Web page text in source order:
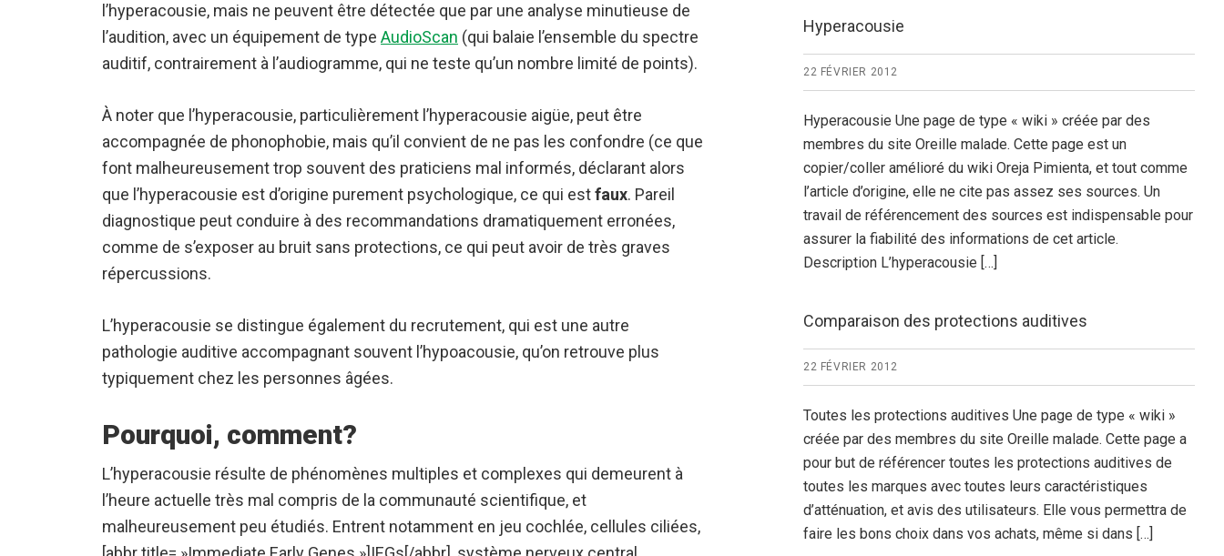
l’hyperacousie, mais ne peuvent être détectée que par une analyse minutieuse de
l’audition, avec un équipement de type AudioScan (qui balaie l’ensemble du spectre
auditif, contrairement à l’audiogramme, qui ne teste qu’un nombre limité de points).
À noter que l’hyperacousie, particulièrement l’hyperacousie aigüe, peut être
accompagnée de phonophobie, mais qu’il convient de ne pas les confondre (ce que
font malheureusement trop souvent des praticiens mal informés, déclarant alors
que l’hyperacousie est d’origine purement psychologique, ce qui estfaux. Pareil
diagnostique peut conduire à des recommandations dramatiquement erronées,
comme de s’exposer au bruit sans protections, ce qui peut avoir de très graves
répercussions.
L’hyperacousie se distingue également du recrutement, qui est une autre
pathologie auditive accompagnant souvent l’hypoacousie, qu’on retrouve plus
typiquement chez les personnes âgées.
Pourquoi, comment?
L’hyperacousie résulte de phénomènes multiples et complexes qui demeurent à
l’heure actuelle très mal compris de la communauté scientifique, et
malheureusement peu étudiés. Entrent notamment en jeu cochlée, cellules ciliées,
Hyperacousie
22 FÉVRIER 2012
Hyperacousie Une page de type « wiki » créée par des
membres du site Oreille malade. Cette page est un
copier/coller amélioré du wiki Oreja Pimienta, et tout comme
l’article d’origine, elle ne cite pas assez ses sources. Un
travail de référencement des sources est indispensable pour
assurer la fiabilité des informations de cet article.
Description L’hyperacousie […]
Comparaison des protections auditives
22 FÉVRIER 2012
Toutes les protections auditives Une page de type « wiki »
créée par des membres du site Oreille malade. Cette page a
pour but de référencer toutes les protections auditives de
toutes les marques avec toutes leurs caractéristiques
d’atténuation, et avis des utilisateurs. Elle vous permettra de
faire les bons choix dans vos achats, même si dans […]